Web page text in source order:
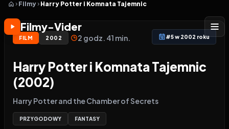
Filmy-Vider
Filmy Harry Potter i Komnata Tajemnic
FILM 2002 2 godz. 41 min. #5 w 2002 roku
Harry Potter i Komnata Tajemnic
(2002)
Harry Potter and the Chamber of Secrets
PRZYGODOWY FANTASY